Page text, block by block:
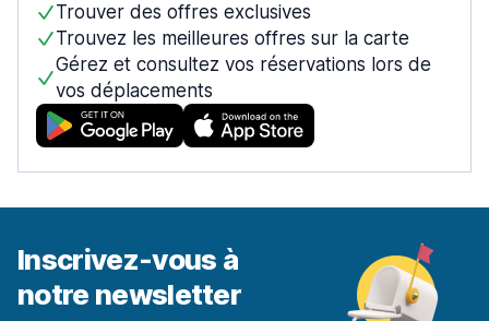
Trouver des offres exclusives
Trouvez les meilleures offres sur la carte
Gérez et consultez vos réservations lors de
vos déplacements
Inscrivez-vous à
notre newsletter